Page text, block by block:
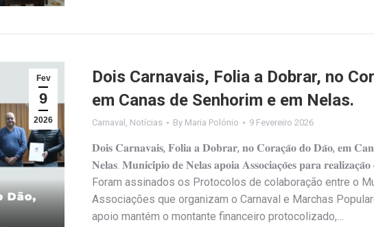
Fev
9
2026
Dois Carnavais, Folia a Dobrar, no
em Canas de Senhorim e em Nelas.
Carnaval , Notícias By Maria Polónio 9 Fevereiro 2026
𝐃𝐨𝐢𝐬 𝐂𝐚𝐫𝐧𝐚𝐯𝐚𝐢𝐬, 𝐅𝐨𝐥𝐢𝐚 𝐚 𝐃𝐨𝐛𝐫𝐚𝐫, 𝐧𝐨 𝐂𝐨𝐫𝐚𝐜̧𝐚̃𝐨 𝐝𝐨 𝐃𝐚̃𝐨, 𝐞𝐦
𝐍𝐞𝐥𝐚𝐬. 𝐌𝐮𝐧𝐢𝐜𝐢́𝐩𝐢𝐨 𝐝𝐞 𝐍𝐞𝐥𝐚𝐬 𝐚𝐩𝐨𝐢𝐚 𝐀𝐬𝐬𝐨𝐜𝐢𝐚𝐜̧𝐨̃𝐞𝐬 𝐩𝐚𝐫𝐚
Foram assinados os Protocolos de colaboração entre o
Associações que organizam o Carnaval e Marchas
apoio mantém o montante financeiro protocolizado,…